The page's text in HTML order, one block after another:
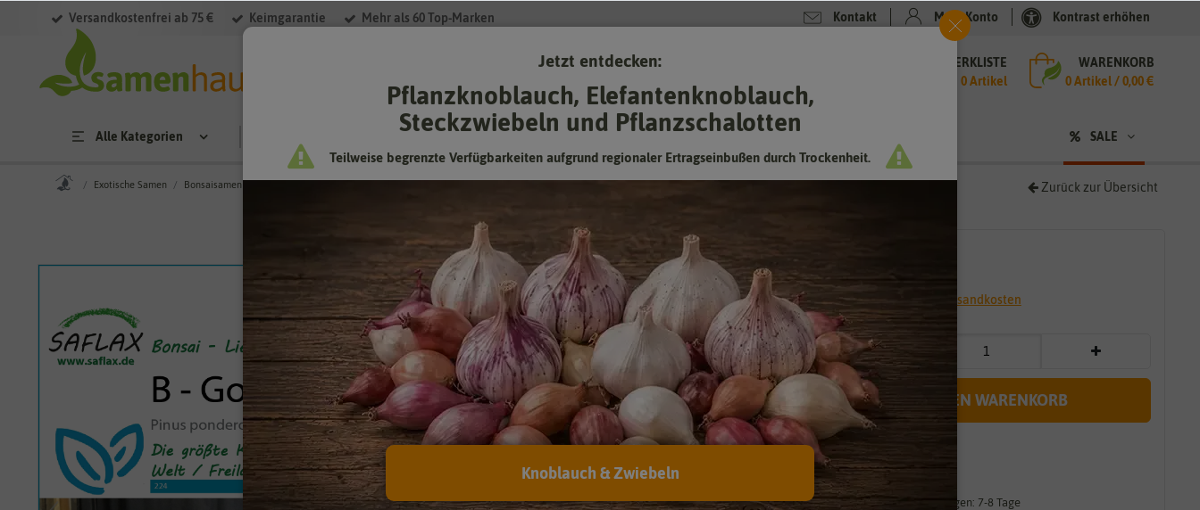
Versandkostenfrei ab 75 € Keimgarantie Mehr als 60 Top-Marken Kontakt Mein Konto Kontrast erhöhen
MERKLISTE
0 Artikel
WARENKORB
0Artikel /0,00 €
Alle Kategorien SALE
Exotische Samen Bonsaisamen Zurück zur Übersicht
* inkl. 7% MwSt. zzgl. Versandkosten
IN DEN WARENKORB
sofort lieferbar
gilt für 14
Lieferzeit für größere Mengen: 7-8 Tage
Goldkiefer
Hersteller:
Saflax
Artikelnummer:
14947-sa
4055473149479
Wie viel ist enthalten
Jetzt entdecken:
Pflanzknoblauch, Elefantenknoblauch,
Steckzwiebeln und Pflanzschalotten
Teilweise begrenzte Verfügbarkeiten aufgrund regionaler Ertragseinbußen durch Trockenheit.
Knoblauch & Zwiebeln